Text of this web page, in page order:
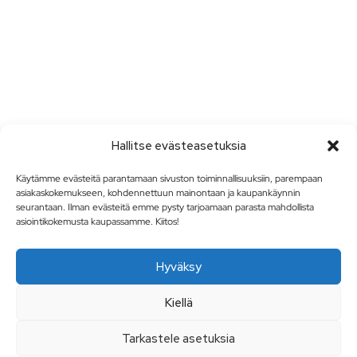
Hallitse evästeasetuksia
Käytämme evästeitä parantamaan sivuston toiminnallisuuksiin, parempaan
asiakaskokemukseen, kohdennettuun mainontaan ja kaupankäynnin
seurantaan. Ilman evästeitä emme pysty tarjoamaan parasta mahdollista
asiointikokemusta kaupassamme. Kiitos!
Hyväksy
Kiellä
Tarkastele asetuksia